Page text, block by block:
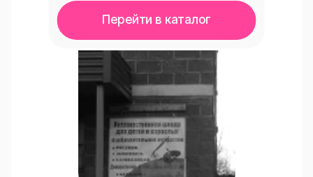
Перейти в каталог